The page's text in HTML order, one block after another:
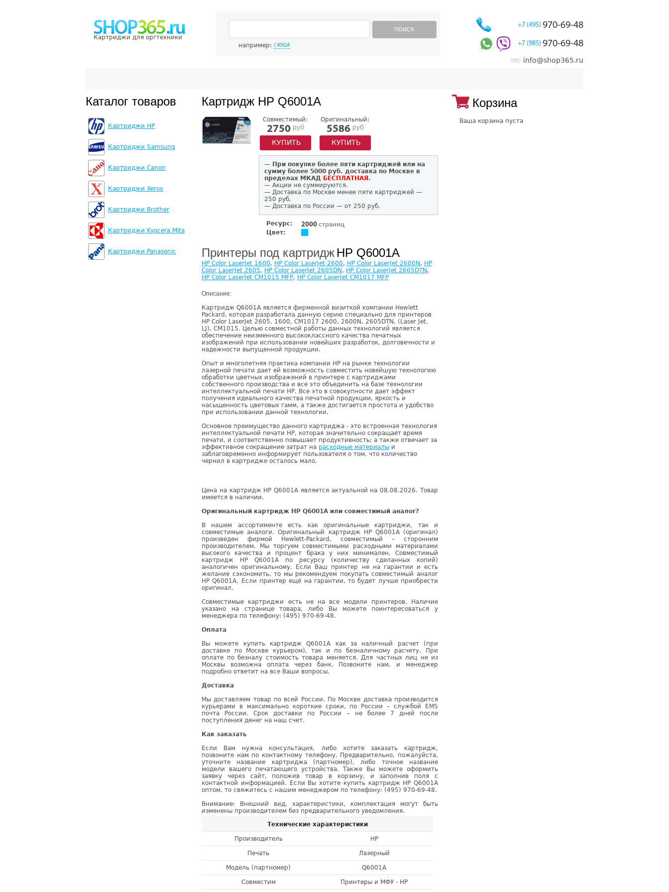
Картриджи для оргтехники
ПОИСК
например: C4092A
+7 (495) 970-69-48
+7 (985) 970-69-48
info@shop365.ru
Каталог товаров
Картриджи HP
Картриджи Samsung
Картриджи Canon
Картриджи Xerox
Картриджи Brother
Картриджи Kyocera Mita
Картриджи Panasonic
Картридж HP Q6001A
Совместимый:
2750руб
КУПИТЬ
Оригинальный:
5586 руб
КУПИТЬ
— При покупке более пяти картриджей или на
сумму более 5000 руб. доставка по Москве в
пределах МКАД БЕСПЛАТНАЯ .
— Акции не суммируются.
— Доставка по Москве менее пяти картриджей —
250 руб.
— Доставка по России — от 250 руб.
Ресурс: 2000 страниц
Цвет:
Принтеры под картридж HP Q6001A
HP Color LaserJet 1600, HP Color LaserJet 2600, HP Color LaserJet 2600N , HP
Color LaserJet 2605, HP Color LaserJet 2605DN , HP Color LaserJet 2605DTN ,
HP Color LaserJet CM1015 MFP, HP Color LaserJet CM1017 MFP
Описание:
Картридж Q6001A является фирменной визиткой компании Hewlett
Packard, которая разработала данную серию специально для принтеров
HP Color LaserJet 2605, 1600, CM1017 2600, 2600N, 2605DTN, (Laser Jet,
LJ), CM1015. Целью совместной работы данных технологий является
обеспечение неизменного высококлассного качества печатных
изображений при использовании новейших разработок, долговечности и
надежности выпущенной продукции.
Опыт и многолетняя практика компании НР на рынке технологии
лазерной печати дает ей возможность совместить новейшую технологию
обработки цветных изображений в принтере с картриджами
собственного производства и все это объединить на базе технологии
интеллектуальной печати НР. Все это в совокупности дает эффект
получения идеального качества печатной продукции, яркость и
насыщенность цветовых гамм, а также достигается простота и удобство
при использовании данной технологии.
Основное преимущество данного картриджа - это встроенная технология
интеллектуальной печати НР, которая значительно сокращает время
печати, и соответственно повышает продуктивность; а также отвечает за
эффективное сокращение затрат на расходные материалы и
заблаговременно информирует пользователя о том, что количество
чернил в картридже осталось мало.
Цена на картридж HP Q6001A является актуальной на 08.08.2026. Товар
имеется в наличии.
Оригинальный картридж HP Q6001A или совместимый аналог?
В нашем ассортименте есть как оригинальные картриджи, так и
совместимые аналоги. Оригинальный картридж HP Q6001A (оригинал)
произведен фирмой Hewlett-Packard, совместимый – сторонним
производителем. Мы торгуем совместимыми расходными материалами
высокого качества и процент брака у них минимален. Совместимый
картридж HP Q6001A по ресурсу (количеству сделанных копий)
аналогичен оригинальному. Если Ваш принтер не на гарантии и есть
желание сэкономить, то мы рекомендуем покупать совместимый аналог
HP Q6001A. Если принтер ещё на гарантии, то будет лучше приобрести
оригинал.
Совместимые картриджи есть не на все модели принтеров. Наличие
указано на странице товара, либо Вы можете поинтересоваться у
менеджера по телефону: (495) 970-69-48.
Оплата
Вы можете купить картридж Q6001A как за наличный расчет (при
доставке по Москве курьером), так и по безналичному расчету. При
оплате по безналу стоимость товара меняется. Для частных лиц не из
Москвы возможна оплата через банк. Позвоните нам, и менеджер
подробно ответит на все Ваши вопросы.
Доставка
Мы доставляем товар по всей России. По Москве доставка производится
курьерами в максимально короткие сроки, по России – службой EMS
почта России. Срок доставки по России – не более 7 дней после
поступления денег на наш счет.
Как заказать
Если Вам нужна консультация, либо хотите заказать картридж,
позвоните нам по контактному телефону. Предварительно, пожалуйста,
уточните название картриджа (партномер), либо точное название
модели вашего печатающего устройства. Также Вы можете оформить
заявку через сайт, положив товар в корзину, и заполнив поля с
контактной информацией. Если Вы хотите купить картридж HP Q6001A
оптом, то свяжитесь с нашим менеджером по телефону: (495) 970-69-48.
Внимание: Внешний вид, характеристики, комплектация могут быть
изменены производителем без предварительного уведомления.
Технические характеристики
Производитель HP
Печать Лазерный
Модель (партномер) Q6001A
Совместим Принтеры и МФУ - HP
Корзина
Ваша корзина пуста